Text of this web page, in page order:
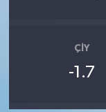
ÇIY
-1.7